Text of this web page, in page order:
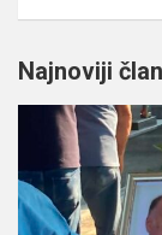
Najnoviji